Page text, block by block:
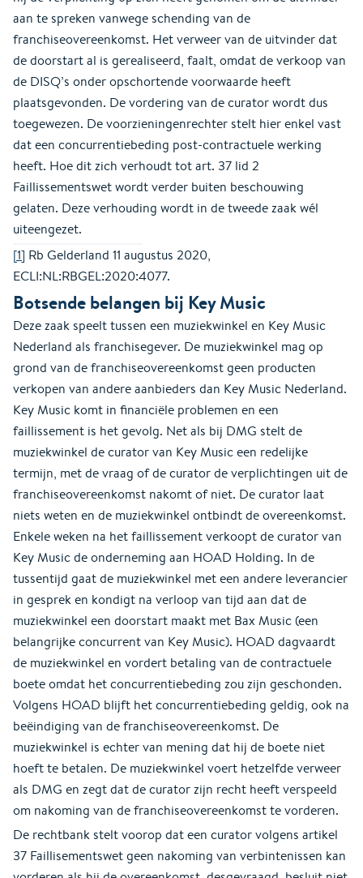
aan te spreken vanwege schending van de
franchiseovereenkomst. Het verweer van de uitvinder dat
de doorstart al is gerealiseerd, faalt, omdat de verkoop van
de DISQ’s onder opschortende voorwaarde heeft
plaatsgevonden. De vordering van de curator wordt dus
toegewezen. De voorzieningenrechter stelt hier enkel vast
dat een concurrentiebeding post-contractuele werking
heeft. Hoe dit zich verhoudt tot art. 37 lid 2
Faillissementswet wordt verder buiten beschouwing
gelaten. Deze verhouding wordt in de tweede zaak wél
uiteengezet.
[1] Rb Gelderland 11 augustus 2020,
ECLI:NL:RBGEL:2020:4077.
Botsende belangen bij Key Music
Deze zaak speelt tussen een muziekwinkel en Key Music
Nederland als franchisegever. De muziekwinkel mag op
grond van de franchiseovereenkomst geen producten
verkopen van andere aanbieders dan Key Music Nederland.
Key Music komt in financiële problemen en een
faillissement is het gevolg. Net als bij DMG stelt de
muziekwinkel de curator van Key Music een redelijke
termijn, met de vraag of de curator de verplichtingen uit de
franchiseovereenkomst nakomt of niet. De curator laat
niets weten en de muziekwinkel ontbindt de overeenkomst.
Enkele weken na het faillissement verkoopt de curator van
Key Music de onderneming aan HOAD Holding. In de
tussentijd gaat de muziekwinkel met een andere leverancier
in gesprek en kondigt na verloop van tijd aan dat de
muziekwinkel een doorstart maakt met Bax Music (een
belangrijke concurrent van Key Music). HOAD dagvaardt
de muziekwinkel en vordert betaling van de contractuele
boete omdat het concurrentiebeding zou zijn geschonden.
Volgens HOAD blijft het concurrentiebeding geldig, ook na
beëindiging van de franchiseovereenkomst. De
muziekwinkel is echter van mening dat hij de boete niet
hoeft te betalen. De muziekwinkel voert hetzelfde verweer
als DMG en zegt dat de curator zijn recht heeft verspeeld
om nakoming van de franchiseovereenkomst te vorderen.
De rechtbank stelt voorop dat een curator volgens artikel
37 Faillisementswet geen nakoming van verbintenissen kan